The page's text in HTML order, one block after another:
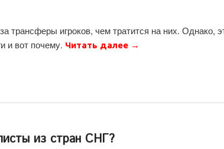
трансферы игроков, чем тратится на них. Однако,
и вот почему. Читать далее →
из стран СНГ?